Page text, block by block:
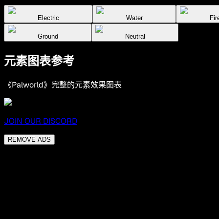
Electric Water
Ground Neutral
元素图表参考
《Palworld》完整的元素效果图表
JOIN OUR DISCORD
REMOVE ADS